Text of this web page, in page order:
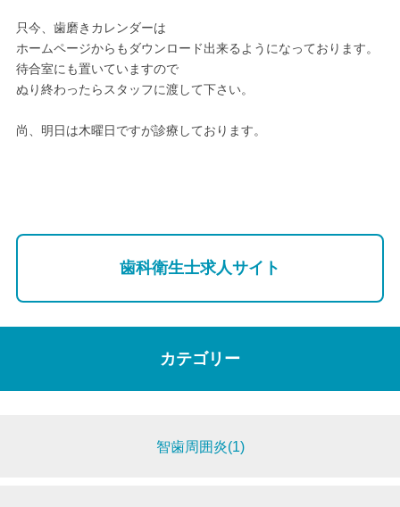
只今、歯磨きカレンダーは
ホームページからもダウンロード出来るようになっております。
待合室にも置いていますので
ぬり終わったらスタッフに渡して下さい。
尚、明日は木曜日ですが診療しております。
歯科衛生士求人サイト
カテゴリー
智歯周囲炎(1)